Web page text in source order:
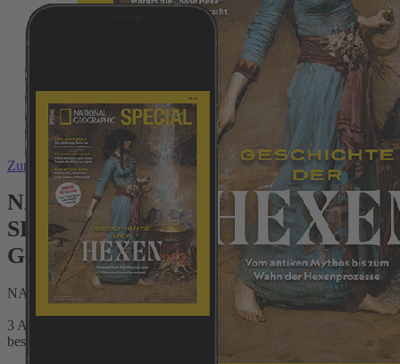
Zum Anfang der Bildergalerie springen
NATIONAL GEOGRAPHIC
SPECIAL Testabo „Plus“ mit
Geschenk für Sie
NATIONAL GEOGRAPHIC SPECIAL
3 Ausgaben Print + Digital bequem und sicher direkt beim Verlag
bestellen und Vorteile testen: